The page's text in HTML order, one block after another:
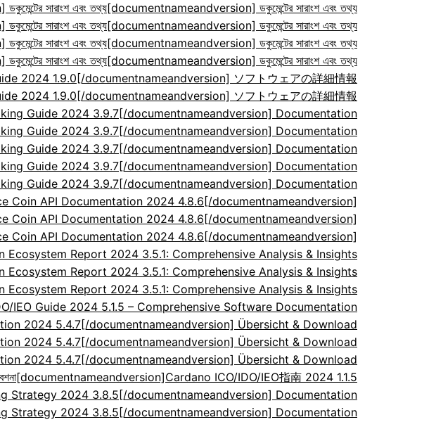
সারাংশ এবং তথ্য[documentnameandversion] ডকুমেন্টের সারাংশ এবং তথ্য
সারাংশ এবং তথ্য[documentnameandversion] ডকুমেন্টের সারাংশ এবং তথ্য
সারাংশ এবং তথ্য[documentnameandversion] ডকুমেন্টের সারাংশ এবং তথ্য
সারাংশ এবং তথ্য[documentnameandversion] ডকুমেন্টের সারাংশ এবং তথ্য
2024 1.9.0[/documentnameandversion] ソフトウェアの詳細情報
2024 1.9.0[/documentnameandversion] ソフトウェアの詳細情報
Guide 2024 3.9.7[/documentnameandversion] Documentation
Guide 2024 3.9.7[/documentnameandversion] Documentation
Guide 2024 3.9.7[/documentnameandversion] Documentation
Guide 2024 3.9.7[/documentnameandversion] Documentation
Guide 2024 3.9.7[/documentnameandversion] Documentation
Coin API Documentation 2024 4.8.6[/documentnameandversion]
Coin API Documentation 2024 4.8.6[/documentnameandversion]
Coin API Documentation 2024 4.8.6[/documentnameandversion]
Ecosystem Report 2024 3.5.1: Comprehensive Analysis & Insights
Ecosystem Report 2024 3.5.1: Comprehensive Analysis & Insights
Ecosystem Report 2024 3.5.1: Comprehensive Analysis & Insights
IEO Guide 2024 5.1.5 – Comprehensive Software Documentation
2024 5.4.7[/documentnameandversion] Übersicht & Download
2024 5.4.7[/documentnameandversion] Übersicht & Download
2024 5.4.7[/documentnameandversion] Übersicht & Download
[documentnameandversion]Cardano ICO/IDO/IEO指南 2024 1.1.5
Strategy 2024 3.8.5[/documentnameandversion] Documentation
Strategy 2024 3.8.5[/documentnameandversion] Documentation